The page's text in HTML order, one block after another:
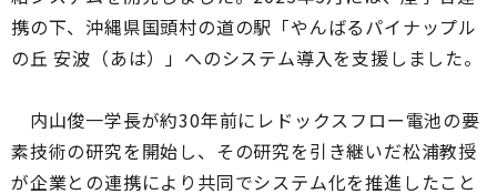
携の下、沖縄県国頭村の道の駅「やんばるパイナップル
の丘 安波（あは）」へのシステム導入を支援しました。
内山俊一学長が約30年前にレドックスフロー電池の要
素技術の研究を開始し、その研究を引き継いだ松浦教授
が企業との連携により共同でシステム化を推進したこと